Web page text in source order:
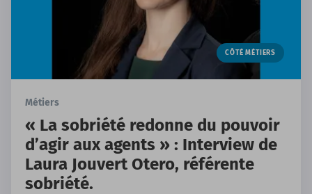
CÔTÉ MÉTIERS
Métiers
« La sobriété redonne du pouvoir
d’agir aux agents » : Interview de
Laura Jouvert Otero, référente
sobriété.